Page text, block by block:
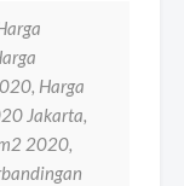
Harga
Jakarta,
2020,